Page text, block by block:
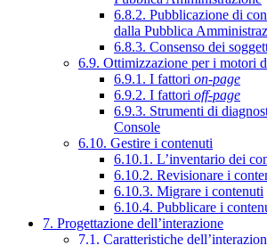
6.8.2. Pubblicazione di
dalla Pubblica
6.8.3. Consenso dei
6.9. Ottimizzazione per i motori
6.9.1. I fattori on-page
6.9.2. I fattori off-page
6.9.3. Strumenti di
Console
6.10. Gestire i contenuti
6.10.1. L’inventario dei
6.10.2. Revisionare i
6.10.3. Migrare i contenuti
6.10.4. Pubblicare i
7. Progettazione dell’interazione
7.1. Caratteristiche